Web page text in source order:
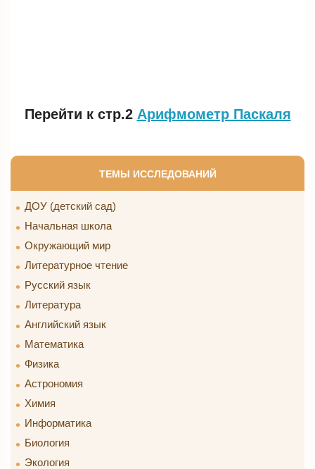
ТЕМЫ ИССЛЕДОВАНИЙ
ДОУ (детский сад)
Начальная школа
Окружающий мир
Литературное чтение
Русский язык
Литература
Английский язык
Математика
Физика
Астрономия
Химия
Информатика
Биология
Экология
Перейти к стр.2 Арифмометр Паскаля